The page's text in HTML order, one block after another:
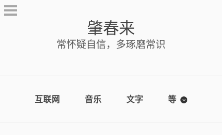
Skip
to
肇春来
常怀疑自信，多琢磨常识
互联网 音乐 文字 等